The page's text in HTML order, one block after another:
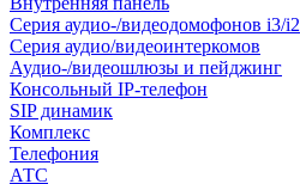
Серия аудио-/видеодомофонов i3/i2
Серия аудио/видеоинтеркомов
Аудио-/видеошлюзы и пейджинг
Консольный IP-телефон
SIP динамик
Комплекс
Телефония
АТС